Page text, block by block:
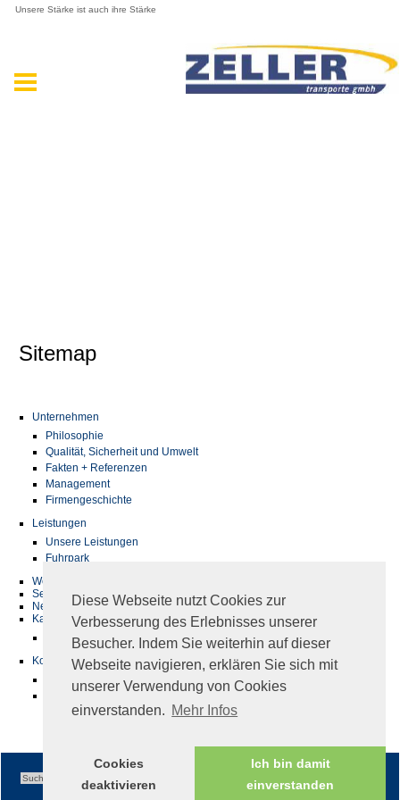
Diese Webseite nutzt Cookies zur
Verbesserung des Erlebnisses unserer
Besucher. Indem Sie weiterhin auf dieser
Webseite navigieren, erklären Sie sich mit
unserer Verwendung von Cookies
einverstanden. Mehr Infos
Cookies
deaktivieren
Ich bin damit
einverstanden
Unsere Stärke ist auch ihre Stärke
Sitemap
Unternehmen
Philosophie
Qualität, Sicherheit und Umwelt
Fakten + Referenzen
Management
Firmengeschichte
Leistungen
Unsere Leistungen
Fuhrpark
Werkstatt
Service
News
Karriere
Kontakt
Adresse & Standort